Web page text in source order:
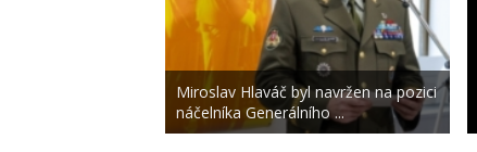
Miroslav Hlaváč byl navržen na pozici
náčelníka Generálního ...